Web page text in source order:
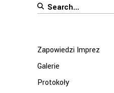
Search
Zapowiedzi Imprez
Galerie
Protokoły